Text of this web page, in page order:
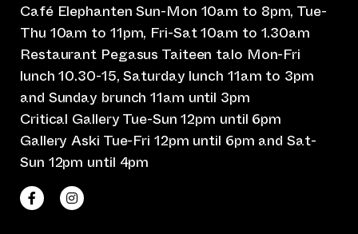
Café Elephanten Sun-Mon 10am to 8pm, Tue-
Thu 10am to 11pm, Fri-Sat 10am to 1.30am
Restaurant Pegasus Taiteen talo Mon-Fri
lunch 10.30-15, Saturday lunch 11am to 3pm
and Sunday brunch 11am until 3pm
Critical Gallery Tue-Sun 12pm until 6pm
Gallery Aski Tue-Fri 12pm until 6pm and Sat-
Sun 12pm until 4pm
Taiteen talo Facebookissa
(opens an external website)
Taiteen talo Instagramissa
(opens an external website)